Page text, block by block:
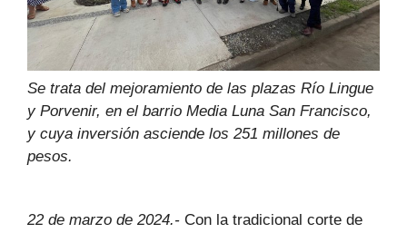
Se trata del mejoramiento de las plazas Río Lingue
y Porvenir, en el barrio Media Luna San Francisco,
y cuya inversión asciende los 251 millones de
pesos.
22 de marzo de 2024.- Con la tradicional corte de